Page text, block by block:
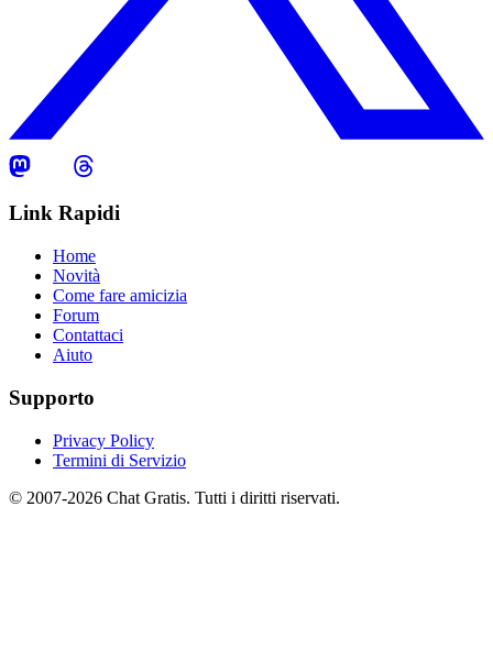
Link Rapidi
Home
Novità
Come fare amicizia
Forum
Contattaci
Aiuto
Supporto
Privacy Policy
Termini di Servizio
© 2007-2026 Chat Gratis. Tutti i diritti riservati.